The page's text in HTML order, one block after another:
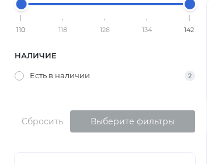
110 118 126 134 142
НАЛИЧИЕ
Есть в наличии 2
Сбросить Выберите фильтры